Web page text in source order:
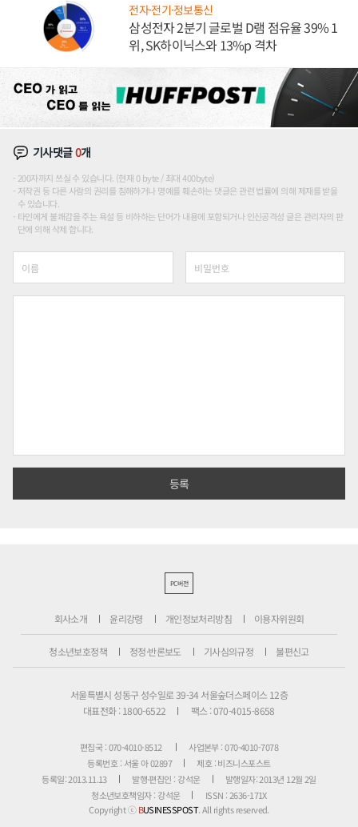
전자·전기·정보통신
삼성전자 2분기 글로벌 D램 점유율 39% 1
위, SK하이닉스와 13%p 격차
기사댓글0개
200자까지 쓰실 수 있습니다. (현재 0 byte / 최대 400byte)
저작권 등 다른 사람의 권리를 침해하거나 명예를 훼손하는 댓글은 관련 법률에 의해 제재를 받을
수 있습니다.
타인에게 불쾌감을 주는 욕설 등 비하하는 단어가 내용에 포함되거나 인신공격성 글은 관리자의 판
단에 의해 삭제 합니다.
PC버전
회사소개 윤리강령 개인정보처리방침 이용자위원회
청소년보호정책 정정·반론보도 기사심의규정 불편신고
서울특별시 성동구 성수일로 39-34 서울숲더스페이스 12층
대표전화 : 1800-6522
팩스 : 070-4015-8658
편집국 : 070-4010-8512
사업본부 : 070-4010-7078
등록번호 : 서울 아 02897
제호 : 비즈니스포스트
등록일: 2013.11.13
발행·편집인 : 강석운
발행일자: 2013년 12월 2일
청소년보호책임자 : 강석운
ISSN : 2636-171X
Copyright ⓒBUSINESSPOST. All rights reserved.